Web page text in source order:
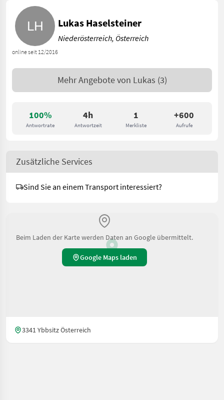
100%
Antwortrate
4h
Antwortzeit
1
Merkliste
+600
Aufrufe
online seit 12/2016
Lukas Haselsteiner
Niederösterreich, Österreich
Mehr Angebote von Lukas (3)
Zusätzliche Services
Sind Sie an einem Transport interessiert?
Beim Laden der Karte werden Daten an Google übermittelt.
Google Maps laden
3341 Ybbsitz Österreich